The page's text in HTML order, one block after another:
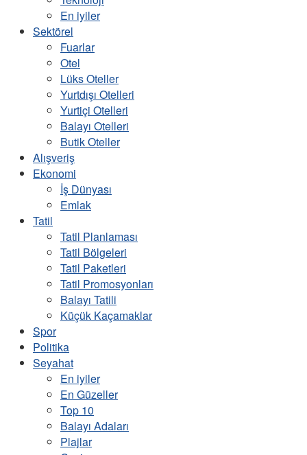
En iyiler
Sektörel
Fuarlar
Otel
Lüks Oteller
Yurtdışı Otelleri
Yurtiçi Otelleri
Balayı Otelleri
Butik Oteller
Alışveriş
Ekonomi
İş Dünyası
Emlak
Tatil
Tatil Planlaması
Tatil Bölgeleri
Tatil Paketleri
Tatil Promosyonları
Balayı Tatili
Küçük Kaçamaklar
Spor
Politika
Seyahat
En iyiler
En Güzeller
Top 10
Balayı Adaları
Plajlar